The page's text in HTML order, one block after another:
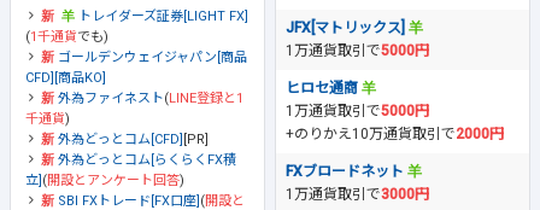
トレイダーズ証券[LIGHT FX]
(1千通貨でも)
ゴールデンウェイジャパン[商品
CFD][商品KO]
外為ファイネスト(LINE登録と1
千通貨)
外為どっとコム[CFD] [PR]
外為どっとコム[らくらくFX積
立] (開設とアンケート回答)
SBI FXトレード[FX口座] (開設と
JFX[マトリックス]
1万通貨取引で5000円
ヒロセ通商
1万通貨取引で5000円
+のりかえ10万通貨取引で2000円
FXブロードネット
1万通貨取引で3000円